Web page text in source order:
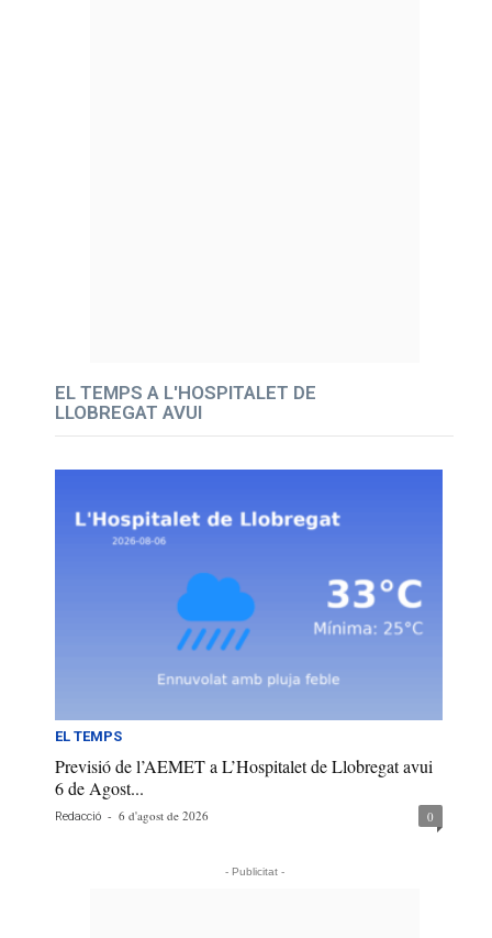
EL TEMPS A L'HOSPITALET DE
LLOBREGAT AVUI
EL TEMPS
Previsió de l’AEMET a L’Hospitalet de Llobregat avui
6 de Agost...
Redacció - 6 d'agost de 2026 0
- Publicitat -